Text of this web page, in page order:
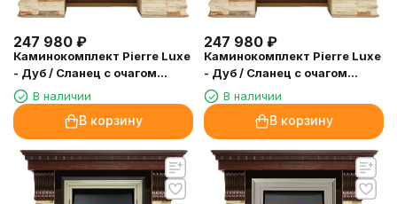
247 980 ₽
Каминокомплект Pierre Luxe
- Дуб / Сланец с очагом
Cavendish
В наличии
В корзину
247 980 ₽
Каминокомплект Pierre Luxe
- Дуб / Сланец с очагом
Chesford
В наличии
В корзину